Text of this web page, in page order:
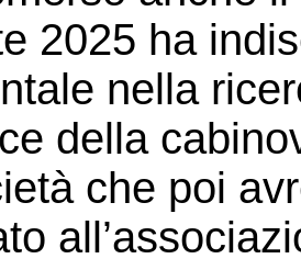
2025 ha
nella
della
che poi